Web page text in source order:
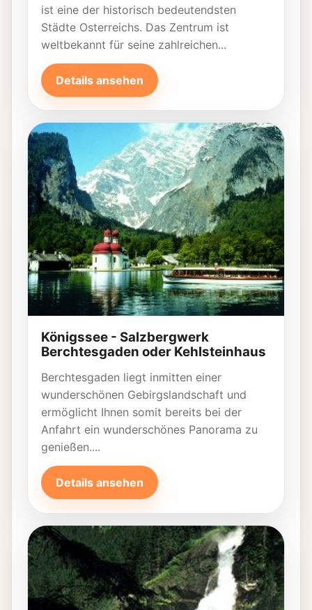
ist eine der historisch bedeutendsten
Städte Osterreichs. Das Zentrum ist
weltbekannt für seine zahlreichen...
Details ansehen
Königssee - Salzbergwerk
Berchtesgaden oder Kehlsteinhaus
Berchtesgaden liegt inmitten einer
wunderschönen Gebirgslandschaft und
ermöglicht Ihnen somit bereits bei der
Anfahrt ein wunderschönes Panorama zu
genießen....
Details ansehen